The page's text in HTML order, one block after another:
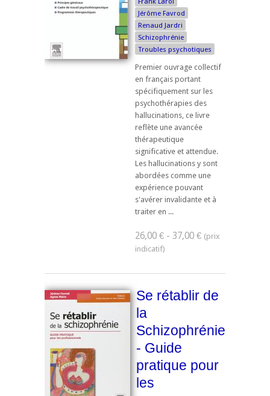
Jérôme Favrod
Renaud Jardri
Schizophrénie
Troubles psychotiques
Premier ouvrage collectif
en français portant
spécifiquement sur les
psychothérapies des
hallucinations, ce livre
reflète une avancée
thérapeutique
significative et attendue.
Les hallucinations y sont
abordées comme une
expérience pouvant
s'avérer invalidante et à
traiter en ...
26,00 € - 37,00 €
Se rétablir de
la
Schizophrénie
- Guide
pratique pour
les